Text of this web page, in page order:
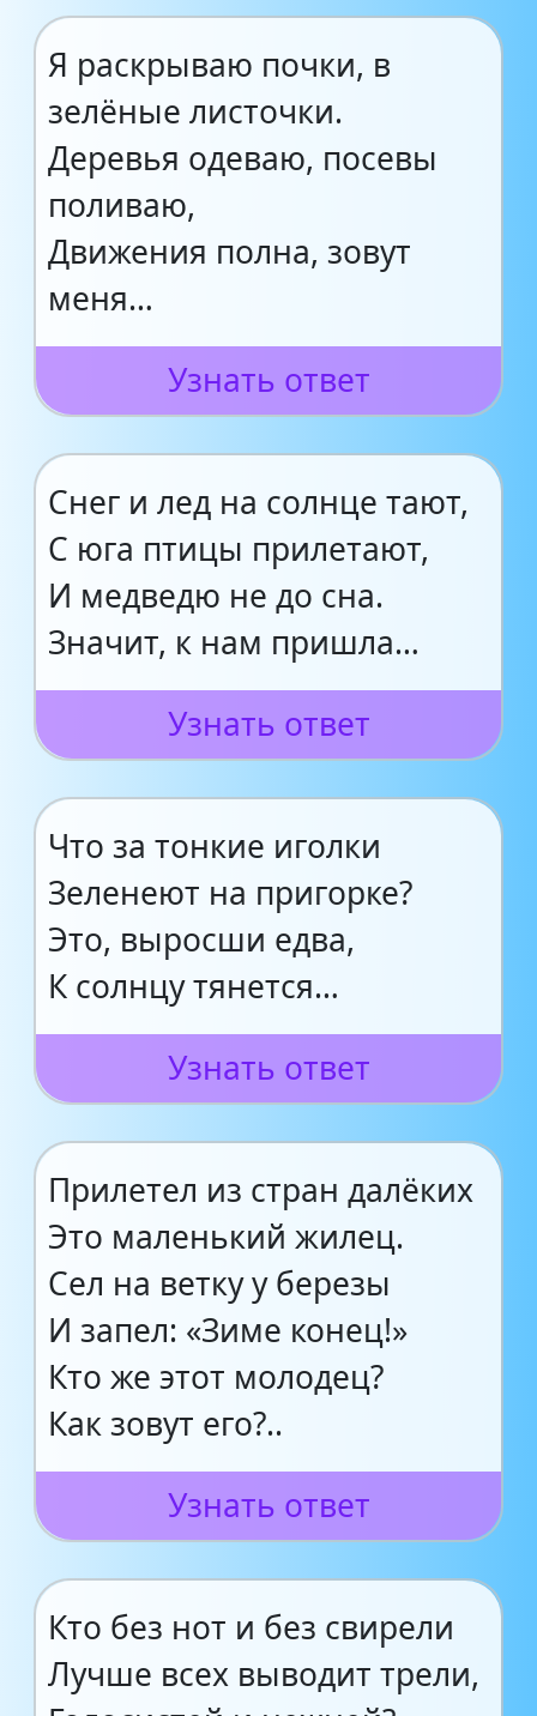
Я раскрываю почки, в
зелёные листочки.
Деревья одеваю, посевы
поливаю,
Движения полна, зовут
меня…
Узнать ответ
Снег и лед на солнце тают,
С юга птицы прилетают,
И медведю не до сна.
Значит, к нам пришла…
Узнать ответ
Что за тонкие иголки
Зеленеют на пригорке?
Это, выросши едва,
К солнцу тянется…
Узнать ответ
Прилетел из стран далёких
Это маленький жилец.
Сел на ветку у березы
И запел: «Зиме конец!»
Кто же этот молодец?
Как зовут его?..
Узнать ответ
Кто без нот и без свирели
Лучше всех выводит трели,